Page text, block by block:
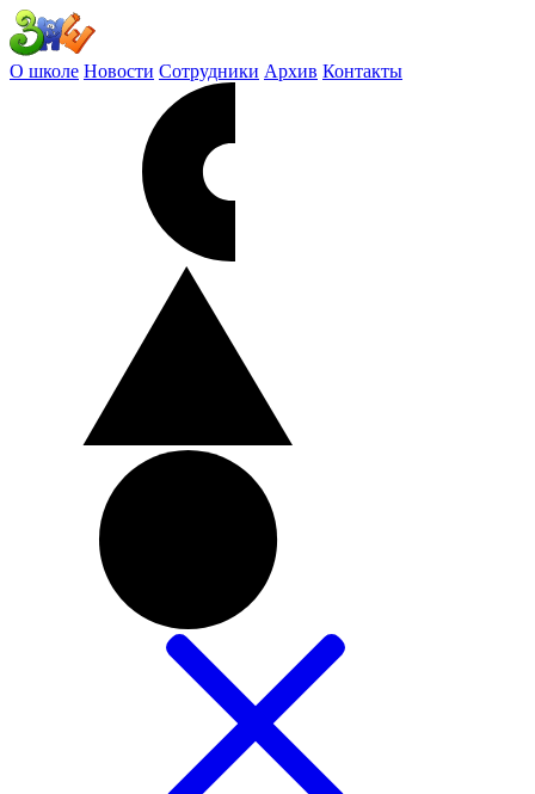
О школе Новости Сотрудники Архив Контакты